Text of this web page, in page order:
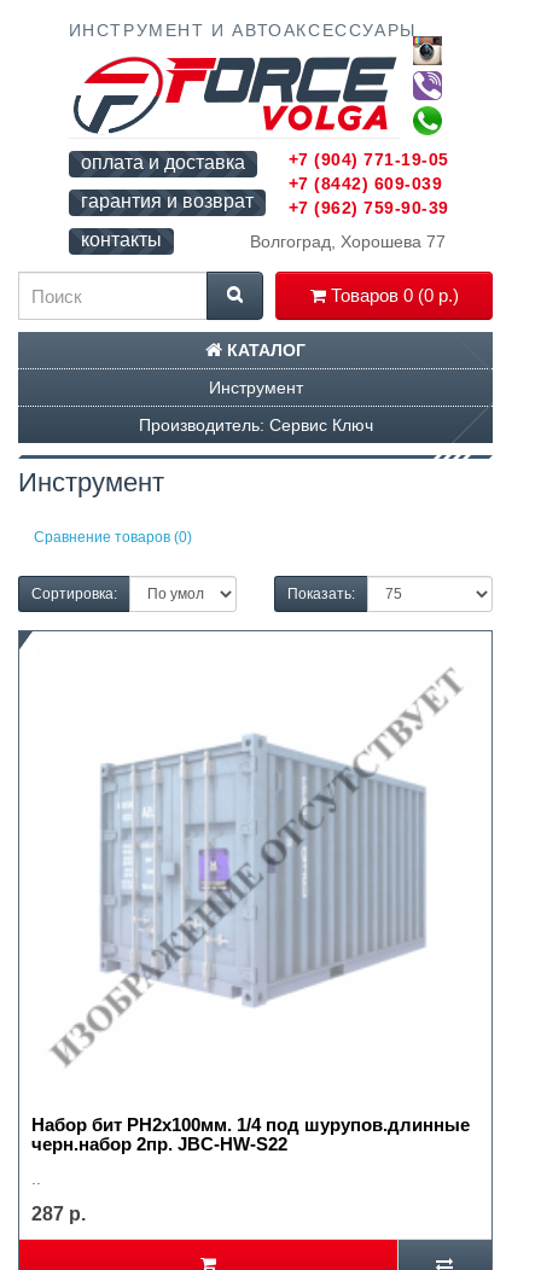
ИНСТРУМЕНТ И АВТОАКСЕССУАРЫ
оплата и доставка
гарантия и возврат
контакты
Волгоград, Хорошева 77
Товаров 0 (0 р.)
+7 (904) 771-19-05
+7 (8442) 609-039
+7 (962) 759-90-39
КАТАЛОГ
Инструмент
Производитель: Сервис Ключ
Инструмент
Сравнение товаров (0)
Сортировка: Показать:
Набор бит PH2х100мм. 1/4 под шурупов.длинные
черн.набор 2пр. JBC-HW-S22
287 р.